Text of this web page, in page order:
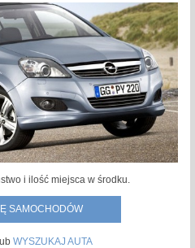
i ilość miejsca w środku.
SAMOCHODÓW
WYSZUKAJ AUTA